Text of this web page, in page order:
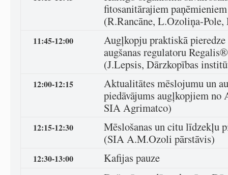
fitosanitārajiem
(R.Rancāne, L.Ozoliņa-
11:45-12:00
Augļkopju praktiskā
augšanas regulatoru
(J.Lepsis, Dārzkopības
12:00-12:15
Aktualitātes mēslojumu un
piedāvājums augļkopjiem
SIA Agrimatco)
12:15-12:30
Mēslošanas un citu līdzekļu
(SIA A.M.Ozoli pārstāvis)
12:30-13:00 Kafijas pauze